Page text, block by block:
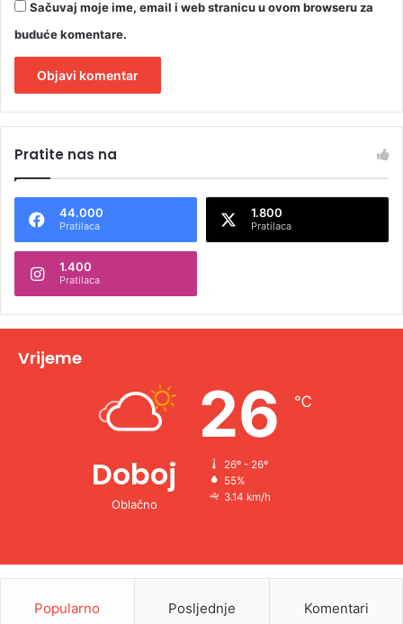
Sačuvaj moje ime, email i web stranicu u ovom browseru za
buduće komentare.
t
n
t
v
Pratite nas na
44.000
Pratilaca
1.800
Pratilaca
1.400
Pratilaca
Vrijeme
Doboj
Oblačno
26 ℃
26º - 26º
55%
3.14 km/h
Popularno Posljednje Komentari